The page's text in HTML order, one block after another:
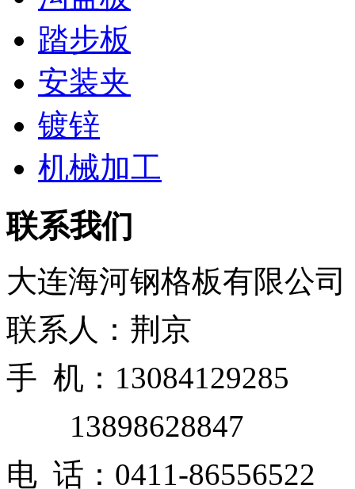
踏步板
安装夹
镀锌
机械加工
联系我们
大连海河钢格板有限公司
联系人：荆京
手 机：13084129285
13898628847
电 话：0411-86556522